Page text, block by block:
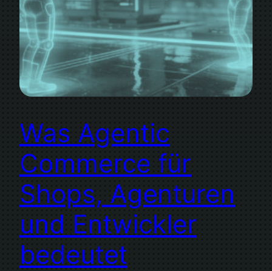
Was Agentic
Commerce für
Shops, Agenturen
und Entwickler
bedeutet